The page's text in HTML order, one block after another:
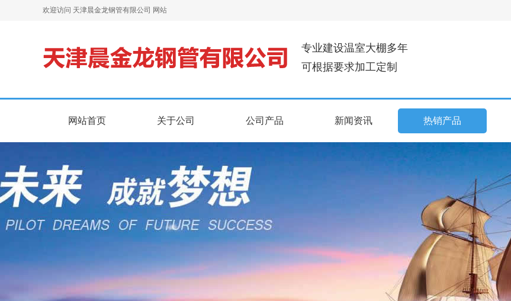
欢迎访问 天津晨金龙钢管有限公司 网站
专业建设温室大棚多年
可根据要求加工定制
网站首页
网站首页
关于公司
关于公司
公司产品
公司产品
新闻资讯
新闻资讯
热销产品
热销产品